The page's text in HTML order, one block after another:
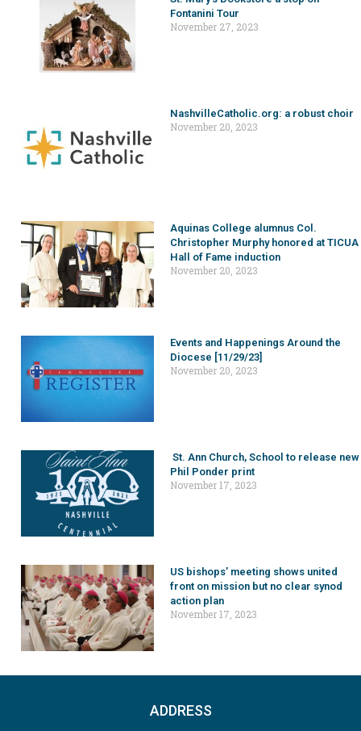
Fontanini Tour
November 27, 2023
NashvilleCatholic.org: a robust choir
November 20, 2023
Aquinas College alumnus Col.
Christopher Murphy honored at TICUA
Hall of Fame induction
November 20, 2023
Events and Happenings Around the
Diocese [11/29/23]
November 20, 2023
St. Ann Church, School to release new
Phil Ponder print
November 17, 2023
US bishops’ meeting shows united
front on mission but no clear synod
action plan
November 17, 2023
ADDRESS